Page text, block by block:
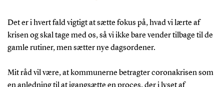
Det er i hvert fald vigtigt at sætte fokus på, hvad vi lærte af
krisen og skal tage med os, så vi ikke bare vender tilbage til de
gamle rutiner, men sætter nye dagsordener.
Mit råd vil være, at kommunerne betragter coronakrisen som
en anledning til at igangsætte en proces, der i lyset af